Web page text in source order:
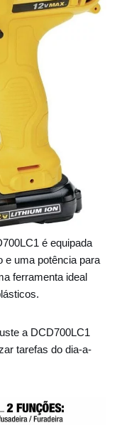
é equipada
e uma potência para
ferramenta ideal
a DCD700LC1
tarefas do dia-a-